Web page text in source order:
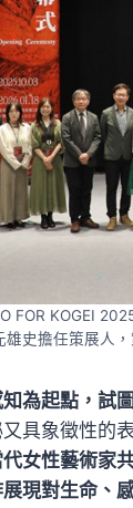
FOR KOGEI
雄史擔任策展人
為起點，試
具象徵性的
女性藝術家
現對生命、